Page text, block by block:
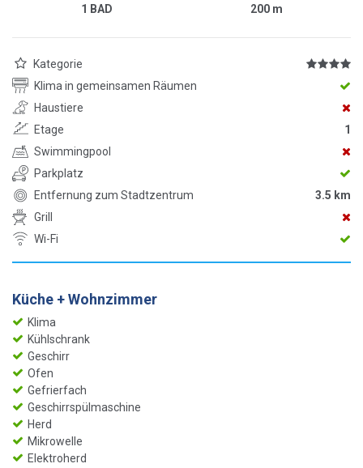
1 BAD 200 m
Kategorie
Klima in gemeinsamen Räumen
Haustiere
Etage
1
Swimmingpool
Parkplatz
Entfernung zum Stadtzentrum
3.5 km
Grill
Wi-Fi
Küche + Wohnzimmer
Klima
Kühlschrank
Geschirr
Ofen
Gefrierfach
Geschirrspülmaschine
Herd
Mikrowelle
Elektroherd